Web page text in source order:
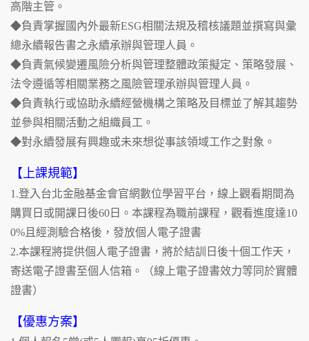
高階主管。
◆負責掌握國內外最新ESG相關法規及稽核議題並撰寫與彙
總永續報告書之永續承辦與管理人員。
◆負責氣候變遷風險分析與管理整體政策擬定、策略發展、
法令遵循等相關業務之風險管理承辦與管理人員。
◆負責執行或協助永續經營機構之策略及目標並了解其趨勢
並參與相關活動之組織員工。
◆對永續發展有興趣或未來想從事該領域工作之對象。
【上課規範】
1.登入台北金融基金會官網數位學習平台，線上觀看期間為
購買日或開課日後60日。本課程為職前課程，觀看進度達10
0%且經測驗合格後，發放個人電子證書
2.本課程將提供個人電子證書，將於結訓日後十個工作天，
寄送電子證書至個人信箱。（線上電子證書效力等同於實體
證書）
【優惠方案】